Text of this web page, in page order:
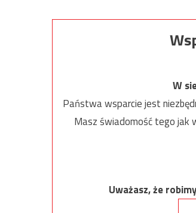
W
Państwa wsparcie jest
Masz świadomość tego jak
Uważasz, że